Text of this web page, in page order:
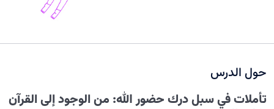
نضوج الطفل الغالي للروح 0/8
القضاء والقدر والاختيار
الابتلاء والامتحان في مسيرة الحياة 0/26
حول الدرس
تأملات في سبل درك حضور الله: من الوجود إلى القرآن